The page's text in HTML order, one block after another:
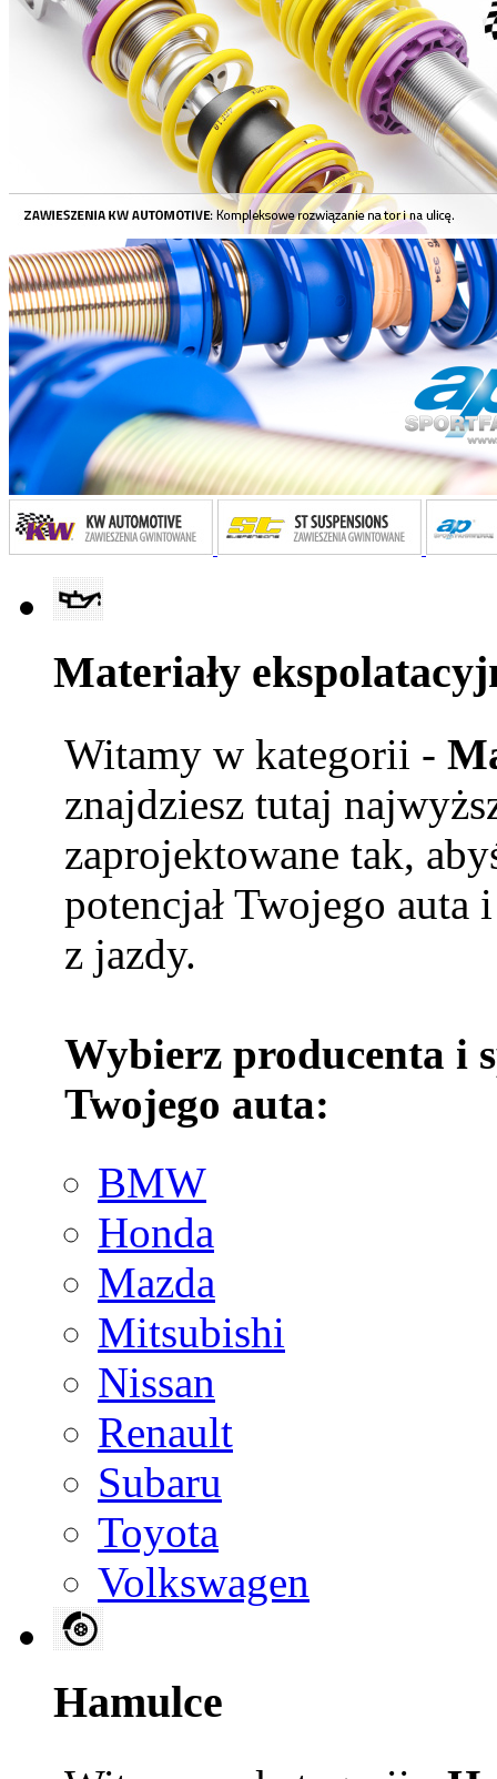
Materiały
Witamy w kategorii -
znajdziesz tutaj
zaprojektowane tak,
potencjał Twojego auta
z jazdy.
Wybierz producenta i
Twojego auta:
BMW
Honda
Mazda
Mitsubishi
Nissan
Renault
Subaru
Toyota
Volkswagen
Hamulce